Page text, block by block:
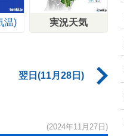
温) 実況天気
翌日(11月28日)
(2024年11月27日)